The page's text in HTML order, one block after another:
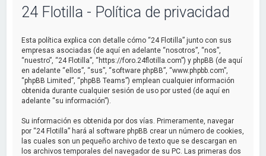
24 Flotilla - Política de privacidad
Esta política explica con detalle cómo “24 Flotilla” junto con sus
empresas asociadas (de aquí en adelante “nosotros”, “nos”,
“nuestro”, “24 Flotilla”, “https://foro.24flotilla.com”) y phpBB (de aquí
en adelante “ellos”, “sus”, “software phpBB”, “www.phpbb.com”,
“phpBB Limited”, “phpBB Teams”) emplean cualquier información
obtenida durante cualquier sesión de uso por usted (de aquí en
adelante “su información”).
Su información es obtenida por dos vías. Primeramente, navegar
por “24 Flotilla” hará al software phpBB crear un número de cookies,
las cuales son un pequeño archivo de texto que se descargan en
los archivos temporales del navegador de su PC. Las primeras dos